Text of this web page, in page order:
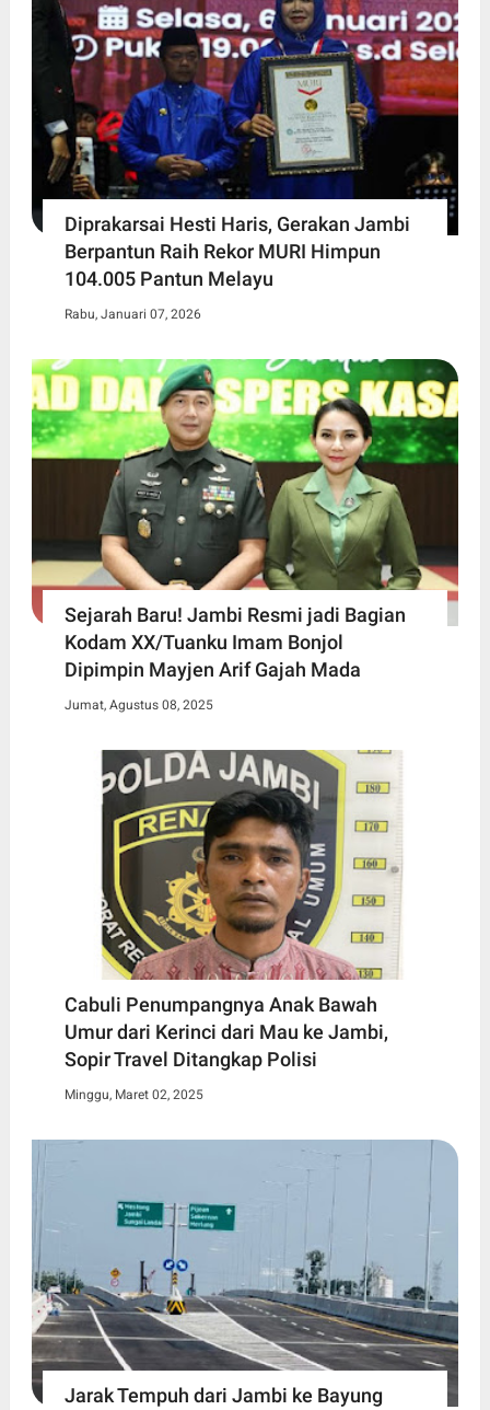
Diprakarsai Hesti Haris, Gerakan Jambi
Berpantun Raih Rekor MURI Himpun
104.005 Pantun Melayu
Rabu, Januari 07, 2026
Sejarah Baru! Jambi Resmi jadi Bagian
Kodam XX/Tuanku Imam Bonjol
Dipimpin Mayjen Arif Gajah Mada
Jumat, Agustus 08, 2025
Cabuli Penumpangnya Anak Bawah
Umur dari Kerinci dari Mau ke Jambi,
Sopir Travel Ditangkap Polisi
Minggu, Maret 02, 2025
Jarak Tempuh dari Jambi ke Bayung